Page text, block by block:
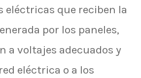
eléctricas que reciben la
por los paneles,
a voltajes adecuados y
eléctrica o a los